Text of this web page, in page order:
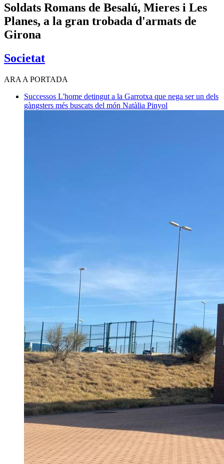
Soldats Romans de Besalú, Mieres i Les
Planes, a la gran trobada d'armats de
Girona
Societat
ARA A PORTADA
Successos L'home detingut a la Garrotxa que nega ser un dels
gàngsters més buscats del món Natàlia Pinyol